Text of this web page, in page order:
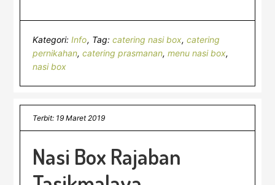
Kategori:Info Tag:catering nasi box,catering
pernikahan,catering prasmanan,menu nasi box,
nasi box
Terbit: 19 Maret 2019
Nasi Box Rajaban